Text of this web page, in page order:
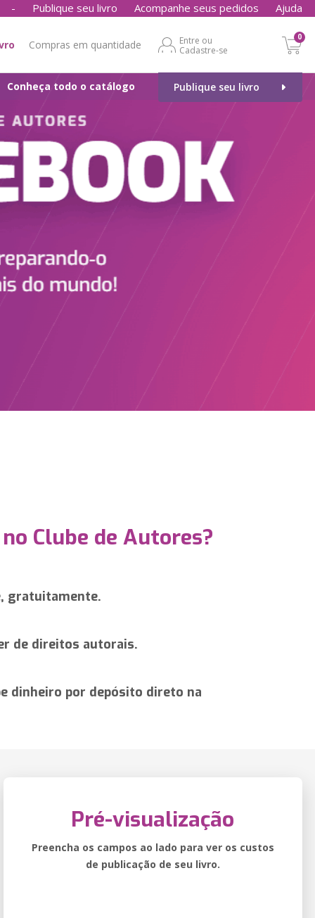
- Publique seu livro Acompanhe seus pedidos Ajuda
Compras em quantidade
Entre ou
Cadastre-se
0
Publique seu livro
Conheça todo o catálogo
Clube de Autores?
gratuitamente.
de direitos autorais.
dinheiro por depósito direto na
Pré-visualização
Preencha os campos ao lado para ver os custos
de publicação de seu livro.